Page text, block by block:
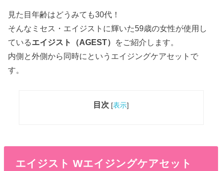
見た目年齢はどうみても30代！
そんなミセス・エイジストに輝いた59歳の女性が使用し
ているエイジスト（AGEST） をご紹介します。
内側と外側から同時にというエイジングケアセットで
す。
目次 [表示]
エイジスト Wエイジングケアセット